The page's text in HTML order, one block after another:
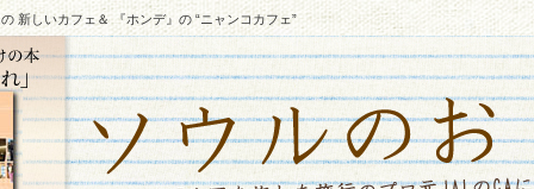
新しいカフェ＆ 『ホンデ』の “ニャンコカフェ”